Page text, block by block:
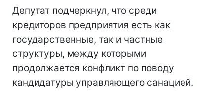
Депутат подчеркнул, что среди
кредиторов предприятия есть как
государственные, так и частные
структуры, между которыми
продолжается конфликт по поводу
кандидатуры управляющего санацией.